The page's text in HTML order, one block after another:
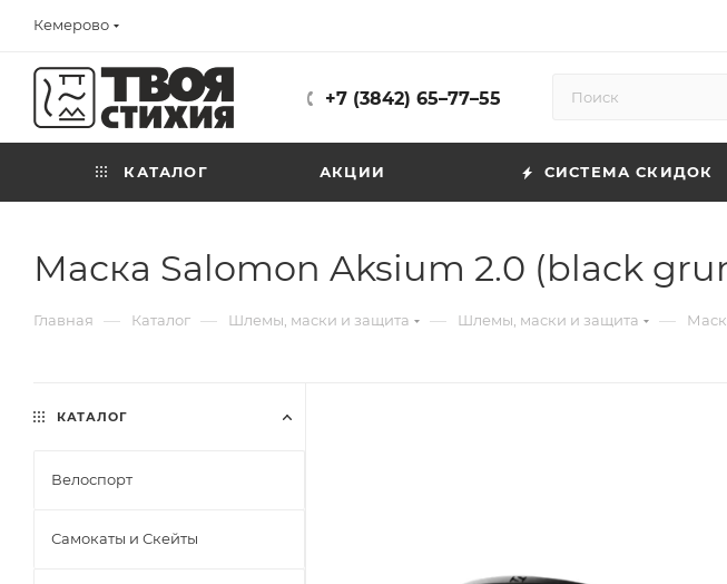
Кемерово
+7 (3842) 65–77–55
КАТАЛОГ АКЦИИ СИСТЕМА СКИДОК
Маска Salomon Aksium 2.0 (black
Главная — Каталог — Шлемы, маски и защита — Шлемы, маски и защита —
КАТАЛОГ
Велоспорт
Самокаты и Скейты